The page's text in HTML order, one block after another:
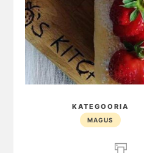
KATEGOORIA
MAGUS